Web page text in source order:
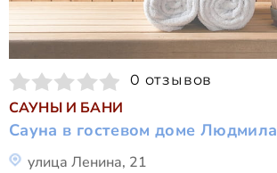
0 отзывов
САУНЫ И БАНИ
Сауна в гостевом доме Людмила
улица Ленина, 21